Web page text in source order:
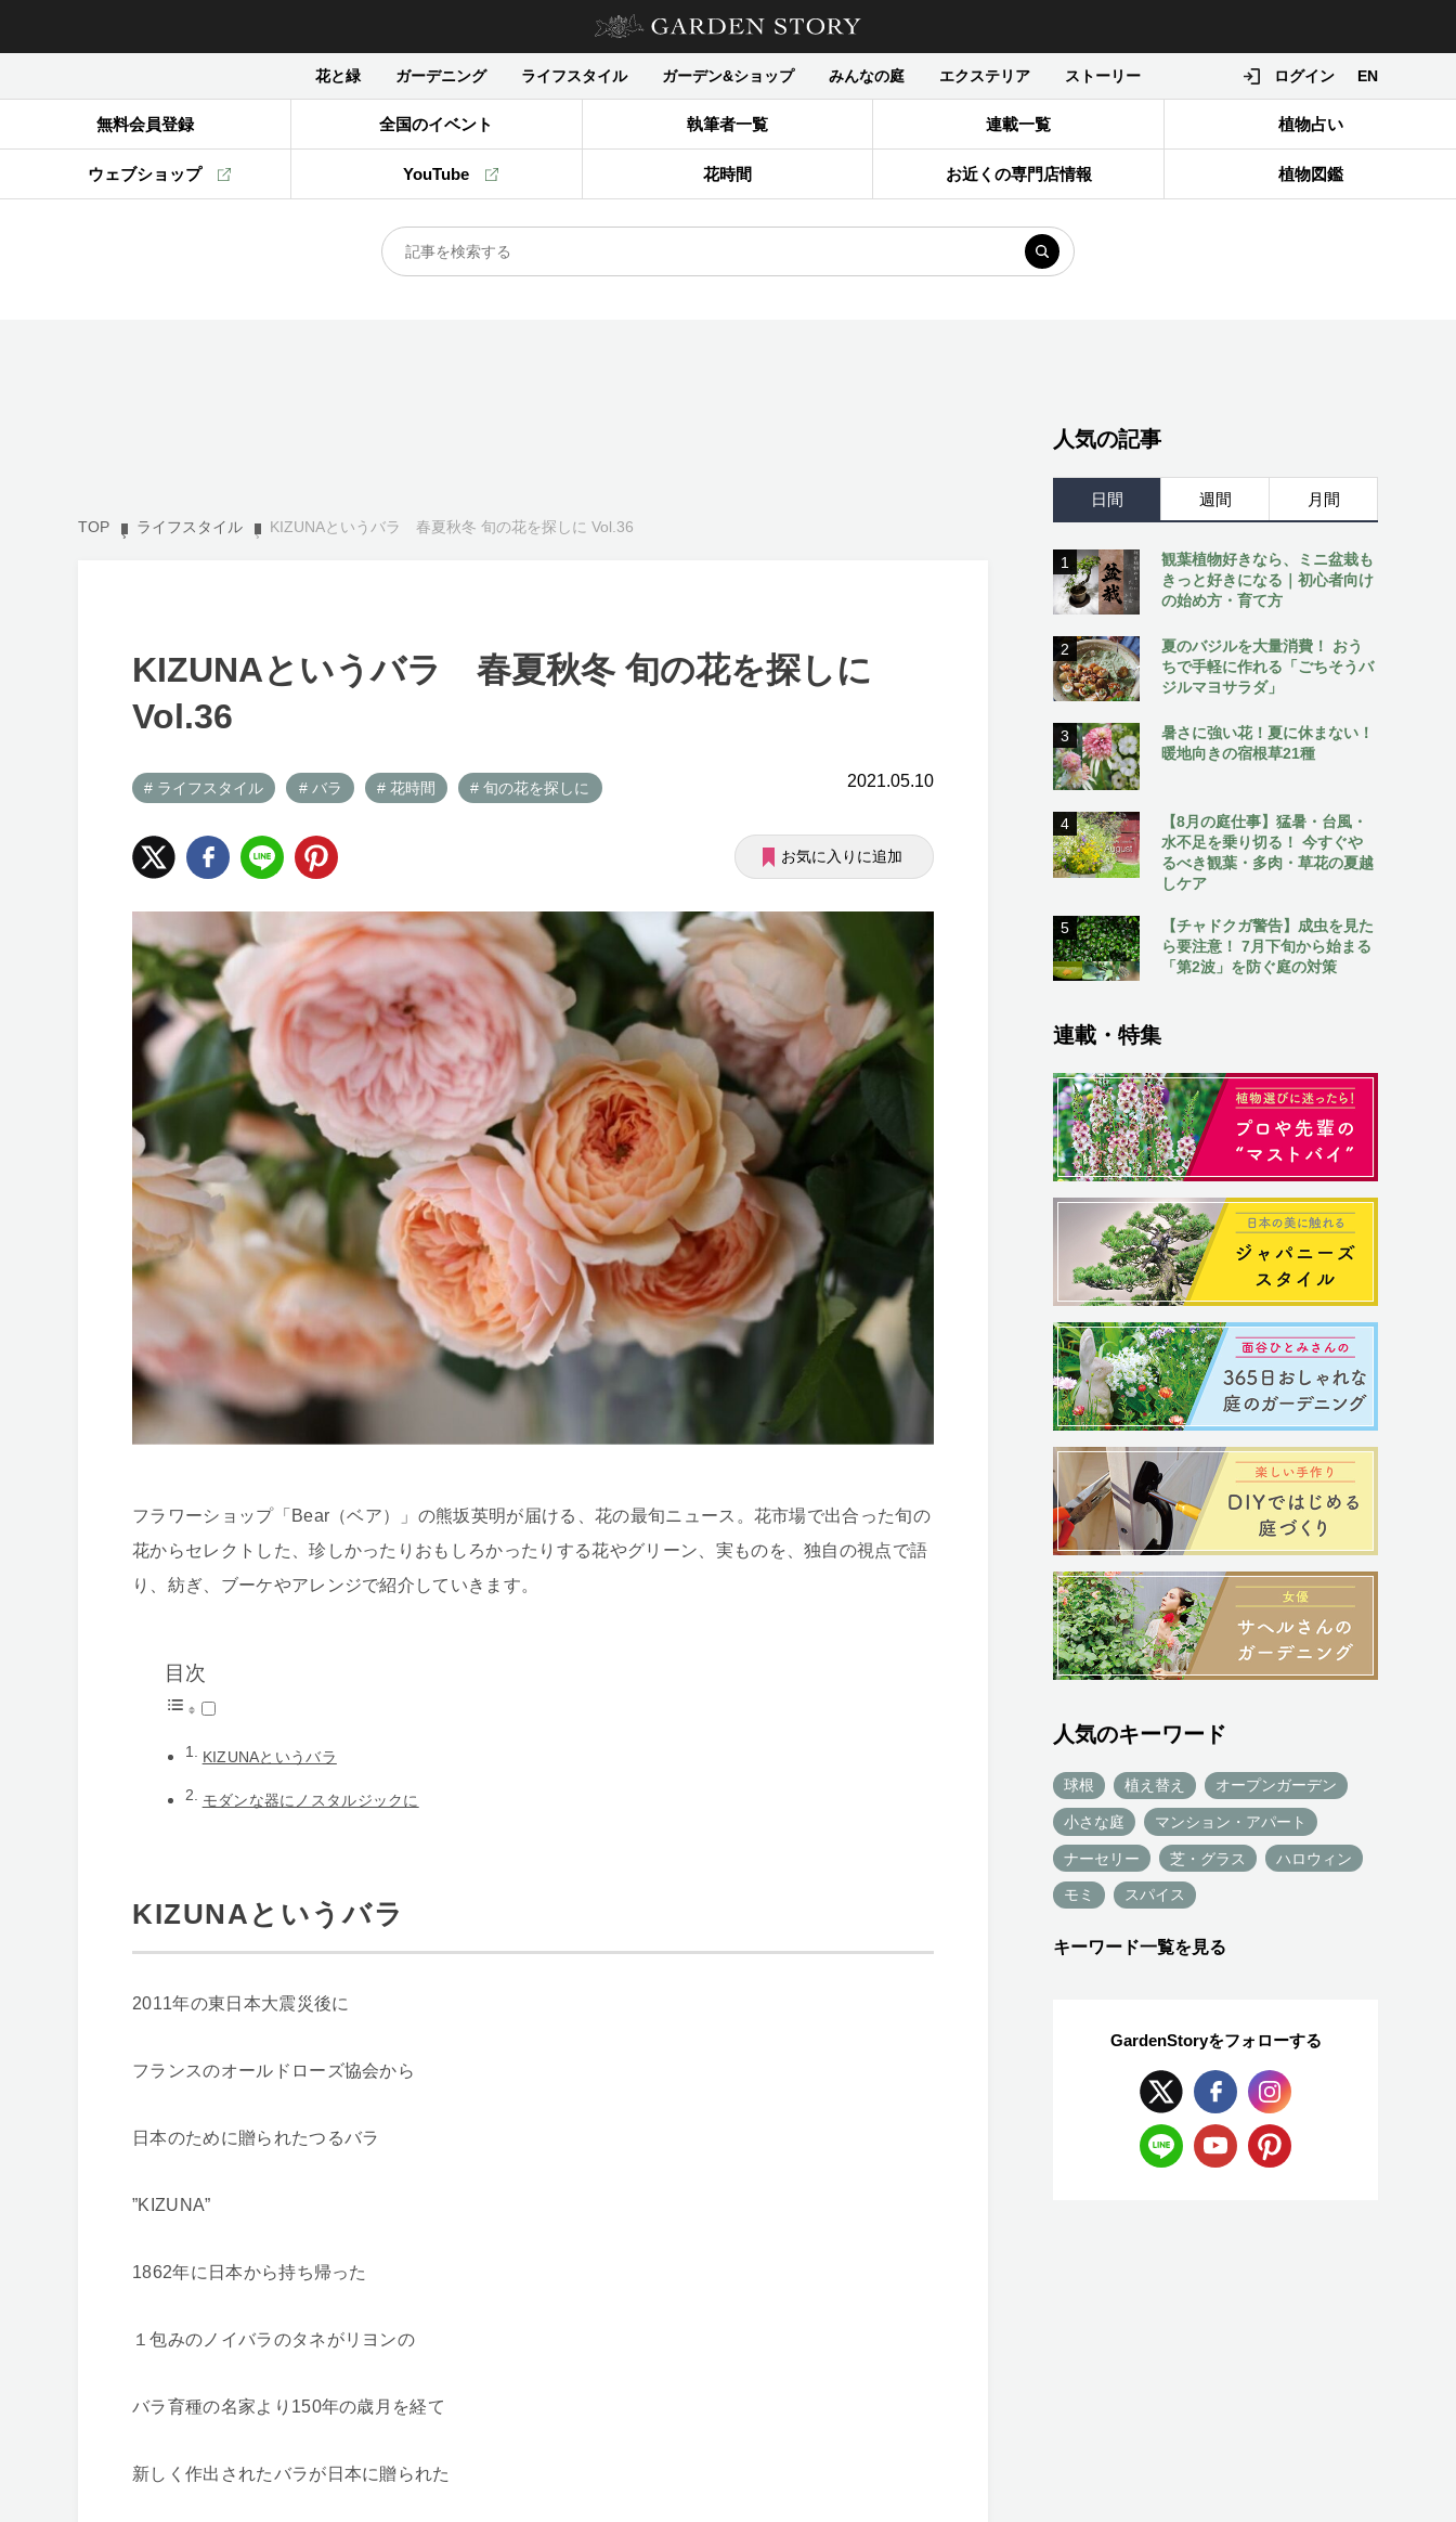
花と緑 ガーデニング ライフスタイル ガーデン&ショップ みんなの庭 エクステリア ストーリー ログイン EN
無料会員登録 全国のイベント 執筆者一覧 連載一覧 植物占い
ウェブショップ YouTube 花時間 お近くの専門店情報 植物図鑑
TOP ライフスタイル KIZUNAというバラ 春夏秋冬 旬の花を探しに Vol.36
KIZUNAというバラ 春夏秋冬 旬の花を探しに
Vol.36
# ライフスタイル # バラ # 花時間 # 旬の花を探しに 2021.05.10
お気に入りに追加
フラワーショップ「Bear（ベア）」の熊坂英明が届ける、花の最旬ニュース。花市場で出合った旬の
花からセレクトした、珍しかったりおもしろかったりする花やグリーン、実ものを、独自の視点で語
り、紡ぎ、ブーケやアレンジで紹介していきます。
目次
KIZUNAというバラ
モダンな器にノスタルジックに
KIZUNAというバラ
2011年の東日本大震災後に
フランスのオールドローズ協会から
日本のために贈られたつるバラ
”KIZUNA”
1862年に日本から持ち帰った
１包みのノイバラのタネがリヨンの
バラ育種の名家より150年の歳月を経て
新しく作出されたバラが日本に贈られた
人気の記事
日間 週間 月間
1
観葉植物好きなら、ミニ盆栽も
きっと好きになる｜初心者向け
の始め方・育て方
2
夏のバジルを大量消費！ おう
ちで手軽に作れる「ごちそうバ
ジルマヨサラダ」
3
暑さに強い花！夏に休まない！
暖地向きの宿根草21種
4
【8月の庭仕事】猛暑・台風・
水不足を乗り切る！ 今すぐや
るべき観葉・多肉・草花の夏越
しケア
5
【チャドクガ警告】成虫を見た
ら要注意！ 7月下旬から始まる
「第2波」を防ぐ庭の対策
連載・特集
人気のキーワード
球根 植え替え オープンガーデン
小さな庭 マンション・アパート
ナーセリー 芝・グラス ハロウィン
モミ スパイス
キーワード一覧を見る
GardenStoryをフォローする